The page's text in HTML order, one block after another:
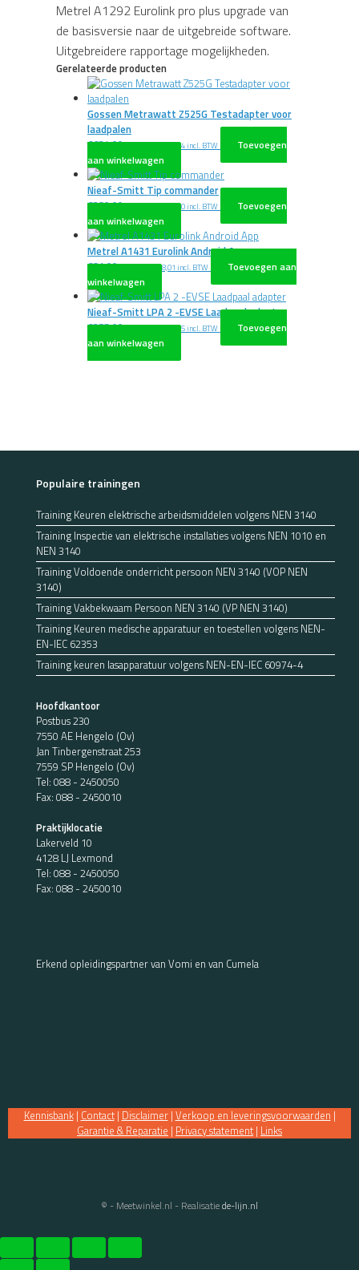
Metrel A1292 Eurolink pro plus upgrade van
de basisversie naar de uitgebreide software.
Uitgebreidere rapportage mogelijkheden.
Gerelateerde producten
Gossen Metrawatt Z525G Testadapter voor
laadpalen
€634,00 excl. BTW€767,14 incl. BTW
Toevoegen
aan winkelwagen
Nieaf-Smitt Tip commander
€280,00 excl. BTW€338,80 incl. BTW
Toevoegen
aan winkelwagen
Metrel A1431 Eurolink Android App
€81,00 excl. BTW€98,01 incl. BTW
Toevoegen aan
winkelwagen
Nieaf-Smitt LPA 2 -EVSE Laadpaal adapter
€375,00 excl. BTW€453,75 incl. BTW
Toevoegen
aan winkelwagen
Populaire trainingen
Training Keuren elektrische arbeidsmiddelen volgens NEN 3140
Training Inspectie van elektrische installaties volgens NEN 1010 en
NEN 3140
Training Voldoende onderricht persoon NEN 3140 (VOP NEN
3140)
Training Vakbekwaam Persoon NEN 3140 (VP NEN 3140)
Training Keuren medische apparatuur en toestellen volgens NEN-
EN-IEC 62353
Training keuren lasapparatuur volgens NEN-EN-IEC 60974-4
Hoofdkantoor
Postbus 230
7550 AE Hengelo (Ov)
Jan Tinbergenstraat 253
7559 SP Hengelo (Ov)
Tel: 088 - 2450050
Fax: 088 - 2450010
Praktijklocatie
Lakerveld 10
4128 LJ Lexmond
Tel: 088 - 2450050
Fax: 088 - 2450010
Erkend opleidingspartner van Vomi en van Cumela
Kennisbank| Contact| Disclaimer| Verkoop en leveringsvoorwaarden |
Garantie & Reparatie | Privacy statement | Links
© - Meetwinkel.nl - Realisatiede-lijn.nl